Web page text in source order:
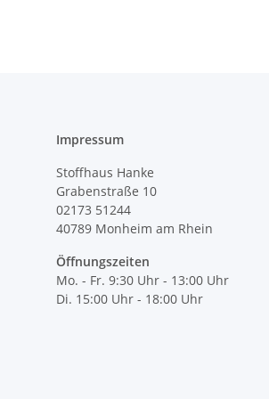
Impressum
Stoffhaus Hanke
Grabenstraße 10
02173 51244
40789 Monheim am Rhein
Öffnungszeiten
Mo. - Fr. 9:30 Uhr - 13:00 Uhr
Di. 15:00 Uhr - 18:00 Uhr